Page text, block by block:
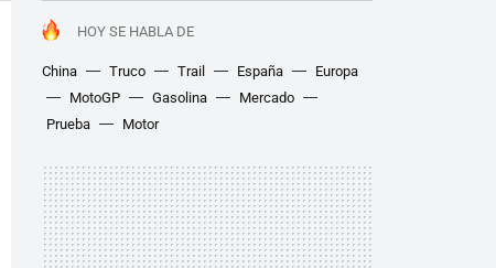
HOY SE HABLA DE
China Truco Trail España
Europa
MotoGP
Gasolina
Mercado
Prueba
Motor